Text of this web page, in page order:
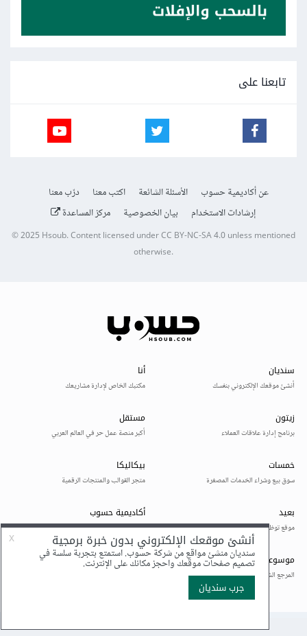
تابعنا على
عن أكاديمية حسوب الأسئلة الشائعة اكتب معنا
درّب معنا
إرشادات الاستخدام
بيان الخصوصية مركز المساعدة
© 2025Hsoub.Content licensed underCC BY-NC-SA 4.0unless mentioned
otherwise.